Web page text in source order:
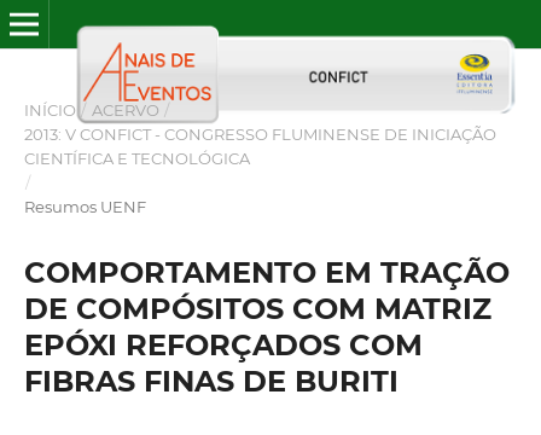
INÍCIO / ACERVO /
2013: V CONFICT - CONGRESSO FLUMINENSE DE INICIAÇÃO
CIENTÍFICA E TECNOLÓGICA
/
Resumos UENF
COMPORTAMENTO EM TRAÇÃO
DE COMPÓSITOS COM MATRIZ
EPÓXI REFORÇADOS COM
FIBRAS FINAS DE BURITI